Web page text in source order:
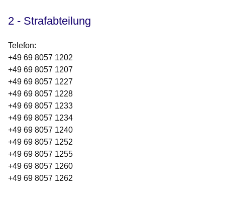
2 - Strafabteilung
Telefon:
+49 69 8057 1202
+49 69 8057 1207
+49 69 8057 1227
+49 69 8057 1228
+49 69 8057 1233
+49 69 8057 1234
+49 69 8057 1240
+49 69 8057 1252
+49 69 8057 1255
+49 69 8057 1260
+49 69 8057 1262